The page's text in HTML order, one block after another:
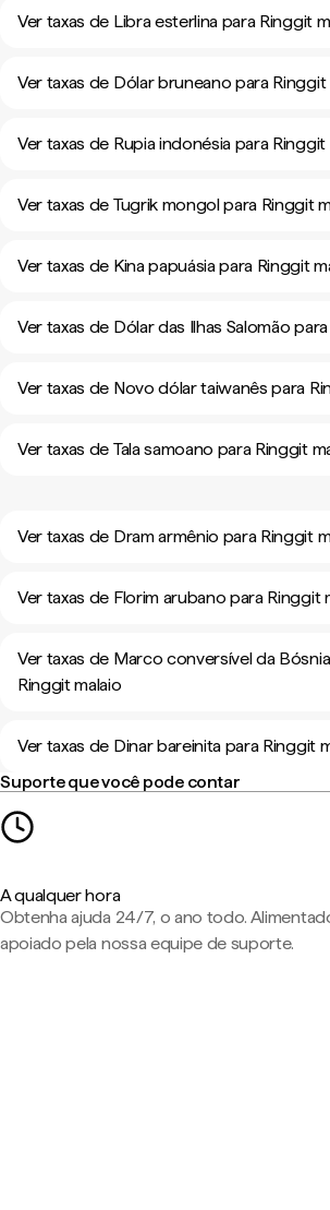
Ver taxas de Libra esterlina para Ringgit
Ver taxas de Dólar bruneano para Ringgit
Ver taxas de Rupia indonésia para Ringgit
Ver taxas de Tugrik mongol para Ringgit
Ver taxas de Kina papuásia para Ringgit
Ver taxas de Dólar das Ilhas Salomão
Ver taxas de Novo dólar taiwanês para
Ver taxas de Tala samoano para Ringgit
Ver taxas de Dram armênio para Ringgit
Ver taxas de Florim arubano para Ringgit
Ver taxas de Marco conversível da
Ringgit malaio
Ver taxas de Dinar bareinita para Ringgit
Suporte que você pode contar
A qualquer hora
Obtenha ajuda 24/7, o ano todo.
apoiado pela nossa equipe de suporte.